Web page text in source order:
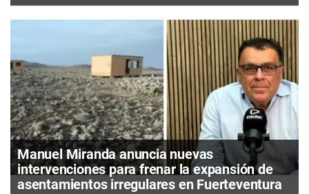
Manuel Miranda anuncia nuevas
intervenciones para frenar la expansión de
asentamientos irregulares en Fuerteventura